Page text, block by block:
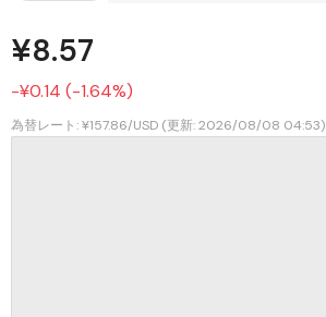
¥8.57
-¥0.14 (-1.64%)
為替レート: ¥157.86/USD (更新: 2026/08/08 04:53)